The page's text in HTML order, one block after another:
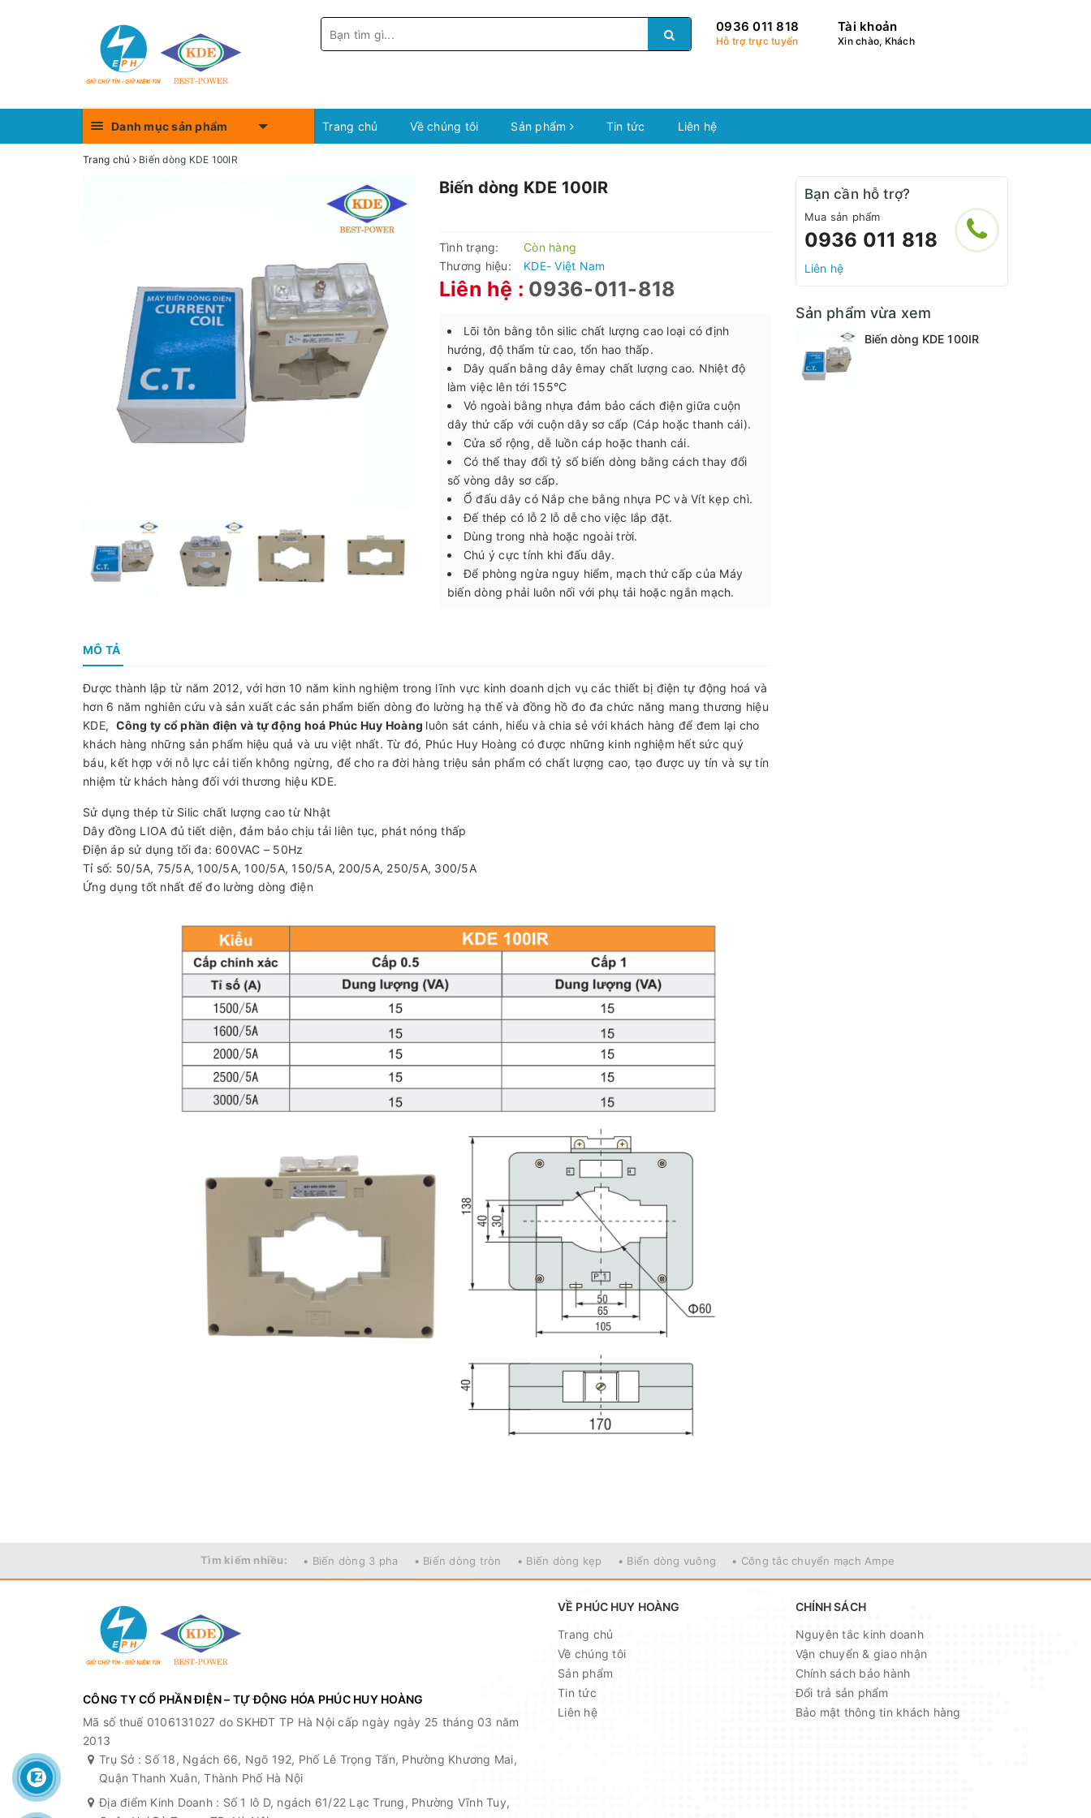
0936 011 818
Hỗ trợ trực tuyến
Tài khoản
Xin chào, Khách
Danh mục sản phẩm Trang chủ Về chúng tôi Sản phẩm Tin tức Liên hệ
Trang chủ Biến dòng KDE 100IR
Biến dòng KDE 100IR
Tình trạng:
Còn hàng
Thương hiệu:
KDE- Việt Nam
Liên hệ : 0936-011-818
Lõi tôn bằng tôn silic chất lượng cao loại có định
hướng, độ thẩm từ cao, tổn hao thấp.
Dây quấn bằng dây êmay chất lượng cao. Nhiệt độ
làm việc lên tới 155°C
Vỏ ngoài bằng nhựa đảm bảo cách điện giữa cuộn
dây thứ cấp với cuộn dây sơ cấp (Cáp hoặc thanh cái).
Cửa sổ rộng, dễ luồn cáp hoặc thanh cái.
Có thể thay đổi tỷ số biến dòng bằng cách thay đổi
số vòng dây sơ cấp.
Ổ đấu dây có Nắp che bằng nhựa PC và Vít kẹp chì.
Đế thép có lỗ 2 lỗ dễ cho việc lắp đặt.
Dùng trong nhà hoặc ngoài trời.
Chú ý cực tính khi đấu dây.
Để phòng ngừa nguy hiểm, mạch thứ cấp của Máy
biến dòng phải luôn nối với phụ tải hoặc ngắn mạch.
MÔ TẢ
Được thành lập từ năm 2012, với hơn 10 năm kinh nghiệm trong lĩnh vực kinh doanh dịch vụ các thiết bị điện tự động hoá và
hơn 6 năm nghiên cứu và sản xuất các sản phẩm biến dòng đo lường hạ thế và đồng hồ đo đa chức năng mang thương hiệu
KDE, Công ty cổ phần điện và tự động hoá Phúc Huy Hoàng luôn sát cánh, hiểu và chia sẻ với khách hàng để đem lại cho
khách hàng những sản phẩm hiệu quả và ưu việt nhất. Từ đó, Phúc Huy Hoàng có được những kinh nghiệm hết sức quý
báu, kết hợp với nỗ lực cải tiến không ngừng, để cho ra đời hàng triệu sản phẩm có chất lượng cao, tạo được uy tín và sự tín
nhiệm từ khách hàng đối với thương hiệu KDE.
Sử dụng thép từ Silic chất lượng cao từ Nhật
Dây đồng LIOA đủ tiết diện, đảm bảo chịu tải liên tục, phát nóng thấp
Điện áp sử dụng tối đa: 600VAC – 50Hz
Tỉ số: 50/5A, 75/5A, 100/5A, 100/5A, 150/5A, 200/5A, 250/5A, 300/5A
Ứng dụng tốt nhất để đo lường dòng điện
Bạn cần hỗ trợ?
Mua sản phẩm
0936 011 818
Liên hệ
Sản phẩm vừa xem
Biến dòng KDE 100IR
Tìm kiếm nhiều: • Biến dòng 3 pha • Biến dòng tròn • Biến dòng kẹp • Biến dòng vuông • Công tắc chuyển mạch Ampe
CÔNG TY CỔ PHẦN ĐIỆN – TỰ ĐỘNG HÓA PHÚC HUY HOÀNG
Mã số thuế 0106131027 do SKHĐT TP Hà Nội cấp ngày ngày 25 tháng 03 năm
2013
Trụ Sở : Số 18, Ngách 66, Ngõ 192, Phố Lê Trọng Tấn, Phường Khương Mai,
Quận Thanh Xuân, Thành Phố Hà Nội
Địa điểm Kinh Doanh : Số 1 lô D, ngách 61/22 Lạc Trung, Phường Vĩnh Tuy,
VỀ PHÚC HUY HOÀNG
Trang chủ
Về chúng tôi
Sản phẩm
Tin tức
Liên hệ
CHÍNH SÁCH
Nguyên tắc kinh doanh
Vận chuyển & giao nhận
Chính sách bảo hành
Đổi trả sản phẩm
Bảo mật thông tin khách hàng